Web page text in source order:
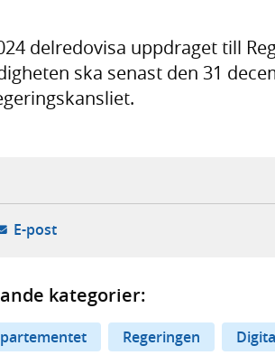
delredovisa uppdraget till
ska senast den 31
webbplats,
extern webbplats,
i ny flik, extern webbplats,
E-post- öppnar din e-postklient,
kategorier:
Regeringen